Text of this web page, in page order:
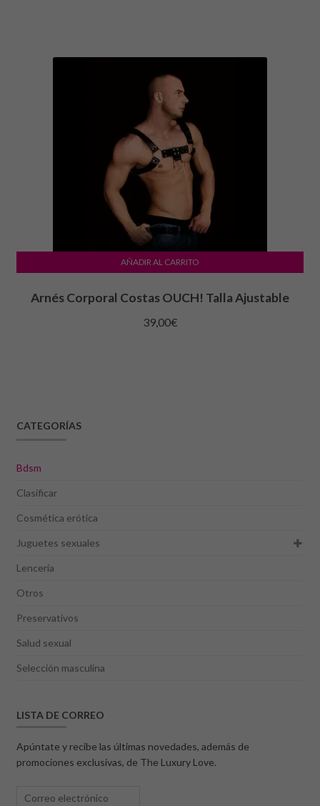
Arnés Corporal Costas OUCH! Talla Ajustable
39,00€
AÑADIR AL CARRITO
CATEGORÍAS
Bdsm
Clasificar
Cosmética erótica
Juguetes sexuales
Lencería
Otros
Preservativos
Salud sexual
Selección masculina
LISTA DE CORREO
Apúntate y recibe las últimas novedades, además de
promociones exclusivas, de The Luxury Love.